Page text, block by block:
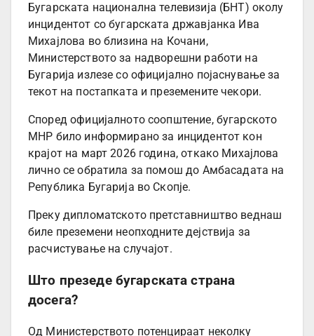
Бугарската национална телевизија (БНТ) околу
инцидентот со бугарската државјанка Ива
Михајлова во близина на Кочани,
Министерството за надворешни работи на
Бугарија излезе со официјално појаснување за
текот на постапката и преземените чекори.
Според официјалното соопштение, бугарското
МНР било информирано за инцидентот кон
крајот на март 2026 година, откако Михајлова
лично се обратила за помош до Амбасадата на
Република Бугарија во Скопје.
Преку дипломатското претставништво веднаш
биле преземени неопходните дејствија за
расчистување на случајот.
Што презеде бугарската страна
досега?
Од Министерството потенцираат неколку